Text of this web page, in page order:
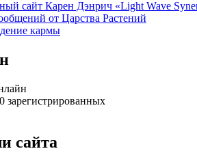
сайт Карен Дэнрич «Light Wave
от Царства Растений
кармы
0 зарегистрированных
сайта